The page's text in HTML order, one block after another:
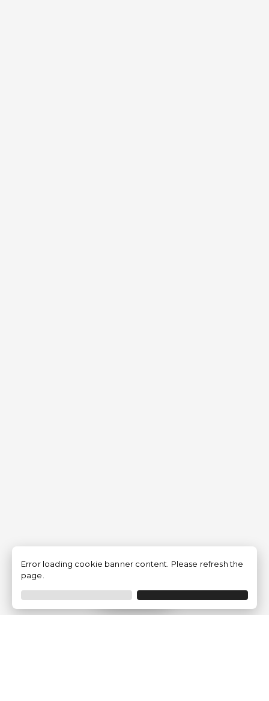
Filtrer
Error loading cookie banner content. Please refresh the
page.